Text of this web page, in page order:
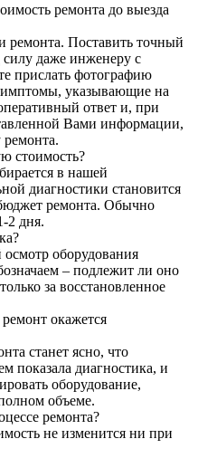
ремонта до выезда
ремонта. Поставить точный
силу даже инженеру с
прислать фотографию
указывающие на
ответ и, при
Вами информации,
стоимость?
в нашей
диагностики становится
ремонта. Обычно
2 дня.
оборудования
– подлежит ли оно
за восстановленное
окажется
станет ясно, что
показала диагностика, и
оборудование,
объеме.
ремонта?
не изменится ни при